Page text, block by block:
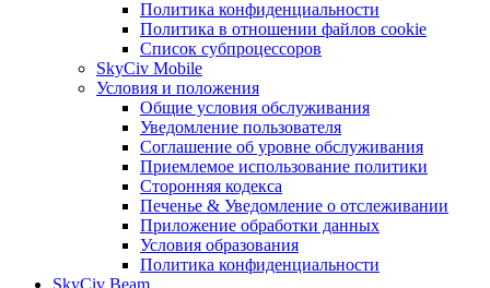
Политика конфиденциальности
Политика в отношении файлов cookie
Список субпроцессоров
SkyCiv Mobile
Условия и положения
Общие условия обслуживания
Уведомление пользователя
Соглашение об уровне обслуживания
Приемлемое использование политики
Сторонняя кодекса
Печенье & Уведомление о отслеживании
Приложение обработки данных
Условия образования
Политика конфиденциальности